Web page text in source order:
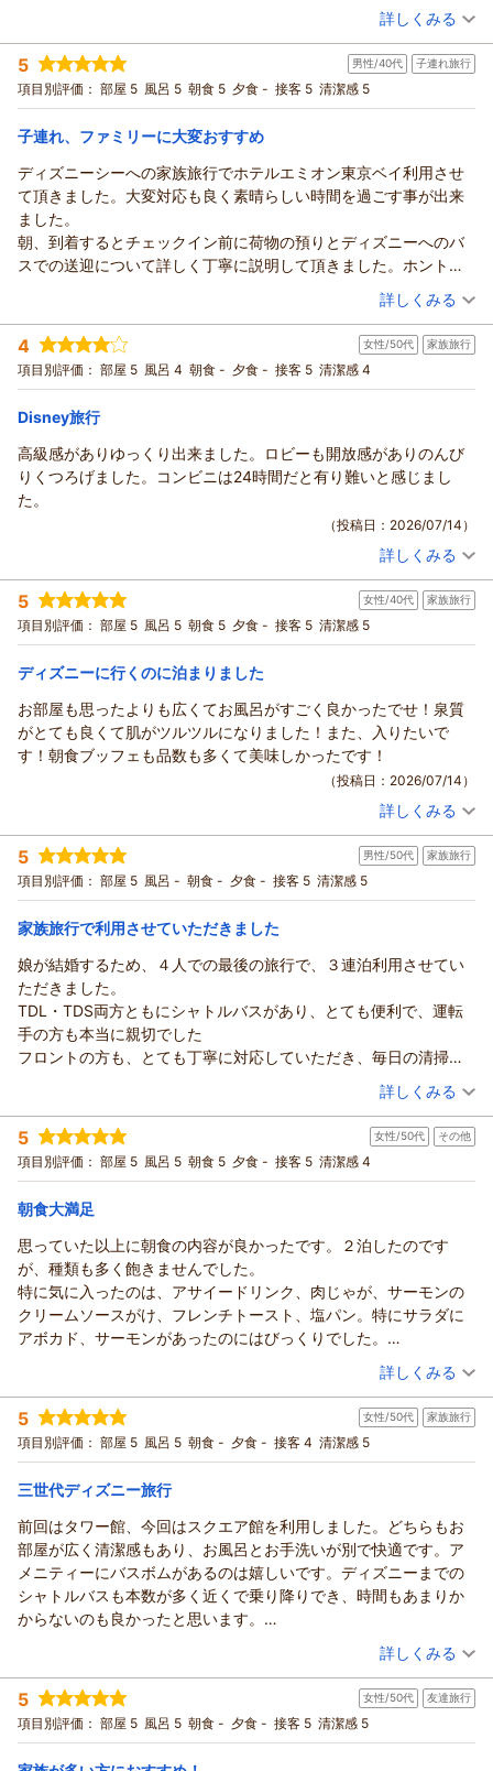
今後も皆様により快適なホテルステイを提供できるよう精進し
てまいります。
またのお越しを心よりお待ちしております。
（返信日：2026/07/22）
投稿者： つるちゃんさん(女性/60代)
宿泊プラン： エミオン☆シンプルステイプラン（朝食付き）
その他
朝のみ
宿泊価格帯： 8,001～9,000円(大人一人あたり/税込)
この度は、『ホテル エミオン 東京ベイ』にご宿泊いただき、誠
にありがとうございます。
また、ご利用施設に関してもお褒めいただき、重ねてお礼申し
上げます。
場でお楽しみいただけたことかと存じます。季節ごとに様々な
メニューを取り揃えておりますので、た是非ご賞味くださいま
せ。
お客様のまたのご来館を、心よりお待ちしております。
詳しくみる
5 男性/40代 子連れ旅行
項目別評価： 部屋 5 風呂 5 朝食 5 夕食 - 接客 5 清潔感 5
子連れ、ファミリーに大変おすすめ
ディズニーシーへの家族旅行でホテルエミオン東京ベイ利用させ
て頂きました。大変対応も良く素晴らしい時間を過ごす事が出来
ました。
朝、到着するとチェックイン前に荷物の預りとディズニーへのバ
スでの送迎について詳しく丁寧に説明して頂きました。ホント、
お風呂も良かったし、朝食は最上階の２２階で景色も良く大変お
いしかったです。家族全員大満足に過ごす事が出来ました。また
是非、ご利用させて欲しいホテルとなりました。
（投稿日：2026/07/15）
宿泊時期： 2026年07月宿泊 (子連れ旅行)
投稿者： あいもさん
宿泊プラン： エミオン☆シンプルステイプラン（朝食付き）
朝のみ
宿泊価格帯： 9,001～10,000円(大人一人あたり/税込)
ホテル エミオン 東京ベイからの返信
この度は、ホテルエミオン東京ベイをご利用いただき、誠にあ
りがとうございます。
また、スタッフの対応をはじめ、大浴場やご朝食などにつきま
してお褒めのお言葉を頂戴し、重ねて御礼申し上げます。
当ホテルでは「仮チェックイン」のサービスをご用意してお
り、お荷物のお預かりのほか、18時以降にお戻り予定のお客様
には、事前にルームキーをお渡ししております。
でご案内しております。天候の良い日には、富士山や東京スカ
イツリーなどの眺望をお楽しみいただけます。
「大満足だった」「また利用したい」とのお言葉は、私どもス
タッフにとって何よりの励みでございます。
これからも皆様に快適にお過ごしいただけるホテルを目指し、
ぜひまたホテルエミオン東京ベイへお越しくださいませ。お客
様のまたのご宿泊を、スタッフ一同心よりお待ち申し上げてお
ります。
（返信日：2026/07/18）
詳しくみる
4 女性/50代 家族旅行
項目別評価： 部屋 5 風呂 4 朝食 - 夕食 - 接客 5 清潔感 4
Disney旅行
高級感がありゆっくり出来ました。ロビーも開放感がありのんび
りくつろげました。コンビニは24時間だと有り難いと感じまし
た。
（投稿日：2026/07/14）
投稿者： ローズガーデンさん(女性/50代)
宿泊プラン： エミオン☆シンプルステイプラン(素泊まり)
トリプル
食事なし
宿泊価格帯： 10,001～11,000円(大人一人あたり/税込)
この度はホテルエミオン東京ベイをご利用いただき、誠にあり
がとうございます。
ごゆっくりお過ごしいただけたとのこと、大変嬉しく拝読いた
また、コンビニの営業時間につきまして貴重なご意見をお寄せ
いただき、ありがとうございます。今後の参考とさせていただ
きます。
またのご来館を、スタッフ一同心よりお待ちしております。
詳しくみる
5 女性/40代 家族旅行
項目別評価： 部屋 5 風呂 5 朝食 5 夕食 - 接客 5 清潔感 5
ディズニーに行くのに泊まりました
お部屋も思ったよりも広くてお風呂がすごく良かったでせ！泉質
がとても良くて肌がツルツルになりました！また、入りたいで
す！朝食ブッフェも品数も多くて美味しかったです！
（投稿日：2026/07/14）
投稿者： coco0317さん(女性/40代)
宿泊プラン： 【じゃらん限定】じゃらんアワード2024売れた宿大賞！大浴
場1泊無料券付プラン(朝食付き）
ツイン 朝のみ
宿泊価格帯： 18,001～19,000円(大人一人あたり/税込)
この度は、ホテルエミオン東京ベイにご宿泊いただき、誠にあ
りがとうございます。
客室や大浴場、ご朝食などにご満足いただけたご様子を伺い、
大変嬉しく存じます。
当ホテルの大浴場では、地下1,500ｍから汲み上げた天然温泉
もご用意しており、多くのお客様にご好評をいただいておりま
す。
また、朝食ブッフェでは種類豊富な和洋食を豊富に取り揃えて
おり、小さなお子様から大人のお客様まで、幅広くお楽しみい
ただいております。
今後も、より快適にお過ごしいただけるホテルを目指し、サー
またお迎えできます日を、スタッフ一同心よりお待ち申し上げ
ております。
（返信日：2026/07/18）
詳しくみる
5 男性/50代 家族旅行
項目別評価： 部屋 5 風呂 - 朝食 - 夕食 - 接客 5 清潔感 5
家族旅行で利用させていただきました
娘が結婚するため、４人での最後の旅行で、３連泊利用させてい
ただきました。
TDL・TDS両方ともにシャトルバスがあり、とても便利で、運転
手の方も本当に親切でした
フロントの方も、とても丁寧に対応していただき、毎日の清掃も
きっちりとされており、とても気持ちの良い旅行ができました。
さすがに良いホテルです。
（投稿日：2026/07/13）
宿泊時期： 2026年07月宿泊 (家族旅行)
投稿者： さとさん
宿泊プラン： 【じゃらんのお得な10日間】無料シャトルバス運行あり☆素泊
まりプラン☆
トリプル 食事なし
宿泊価格帯：
ホテル エミオン 東京ベイからの返信
この度はホテルエミオン東京ベイをご利用いただき、誠にあり
がとうございます。
お嬢様のご結婚という大切な節目のご旅行に、当ホテルをお選
びいただきましたこと、大変光栄に存じます。
シャトルバスやスタッフの対応、清掃につきましてもお褒めの
お言葉をいただき、重ねてお礼申し上げます。
ご家族皆様で快適にお過ごしいただけたご様子を伺い、大変嬉
しく思います。
また皆様をお迎えできますことを、スタッフ一同心よりお待ち
しております。
詳しくみる
5 女性/50代 その他
項目別評価： 部屋 5 風呂 5 朝食 5 夕食 - 接客 5 清潔感 4
朝食大満足
思っていた以上に朝食の内容が良かったです。２泊したのです
が、種類も多く飽きませんでした。
特に気に入ったのは、アサイードリンク、肉じゃが、サーモンの
クリームソースがけ、フレンチトースト、塩パン。特にサラダに
アボカド、サーモンがあったのにはびっくりでした。
ララアリーナ東京ベイでのライブ、ディズニーシーへ行くために
コーナーテラスルームでしたが、部屋から海、ディズニーシーの
火山も見え眺望良かったです。そしてコスパが最高です。
これがあったらと思ったのは、新浦安駅からのシャトルバス。歩
あと、お部屋の湿気の匂いが気になりました。除湿機はありまし
たが、改善されるともっと良いなと思います。
トータルでまた利用したい思う素敵なホテルでした。
（投稿日：2026/07/10）
宿泊時期： 2026年07月宿泊 (その他)
投稿者： lalaさん(女性/50代)
宿泊プラン： 【じゃらんのお得な10日間】無料シャトルバス運行あり☆朝食
付きプラン☆
ツイン 朝のみ
宿泊価格帯： 12,001～13,000円(大人一人あたり/税込)
ホテル エミオン 東京ベイからの返信
この度はホテルエミオン東京ベイをご利用いただき、誠にあり
がとうございます。
ご朝食に関しましてご満足いただけたようで、何よりでござい
ます。
当ホテルの和洋ブッフェスタイルのご朝食は、多くのお客様か
らもご好評いただいております。
また、お部屋からの眺望もお楽しみいただけた様子を伺い、大
変嬉しく思います。
しかしながら、お部屋の匂いでご不快な思いをさせてしまい、
大変申し訳ございません。
詳しくみる
5 女性/50代 家族旅行
項目別評価： 部屋 5 風呂 5 朝食 - 夕食 - 接客 4 清潔感 5
三世代ディズニー旅行
前回はタワー館、今回はスクエア館を利用しました。どちらもお
部屋が広く清潔感もあり、お風呂とお手洗いが別で快適です。ア
メニティーにバスボムがあるのは嬉しいです。ディズニーまでの
シャトルバスも本数が多く近くで乗り降りでき、時間もあまりか
からないのも良かったと思います。
ただ、今回の連泊中に利用分のマグカップの補充をしていただき
初めて宿泊した息子のお嫁さんも孫もとても楽しく過ごせたよう
です。
機会があれば、また利用したいと思います。
（投稿日：2026/07/10）
宿泊時期： 2026年07月宿泊 (家族旅行)
投稿者： ゆーさん
宿泊プラン： ★30日前まで★早い予約がお得！早期シンプルステイ（素泊
まり）
トリプル 食事なし
宿泊価格帯： 13,001～14,000円(大人一人あたり/税込)
詳しくみる
5 女性/50代 友達旅行
項目別評価： 部屋 5 風呂 5 朝食 - 夕食 - 接客 5 清潔感 5